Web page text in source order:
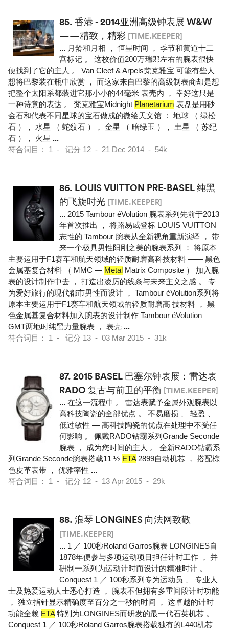
85. 香港 - 2014亚洲高级钟表展 W&W
——精致，精彩 [TIME.KEEPER]
... 月龄和月相 ， 恒星时间 ， 季节和黄道十二
宫标记 。 这枚价值200万瑞郎左右的腕表很快
便找到了它的主人 。 Van Cleef & Arpels梵克雅宝 可能有些人
想将巴黎装在瓶中欣赏 ， 而这家来自巴黎的高级制表商却是想
把整个太阳系都装进它那小小的44毫米 表壳内 ， 幸好这只是
一种诗意的表达 。 梵克雅宝Midnight Planetarium 表盘是用砂
金石和代表不同星球的宝石做成的微绘天文馆 ： 地球 （ 绿松
石 ）， 水星 （ 蛇纹石 ）， 金星 （ 暗绿玉 ）， 土星 （ 苏纪
石 ）， 火星 ...
符合词目： 1 - 记分 12 - 21 Dec 2014 - 54k
86. LOUIS VUITTON PRE-BASEL 纯黑
的飞旋时光 [TIME.KEEPER]
... 2015 Tambour éVolution 腕表系列先前于2013
年首次推出 ， 将路易威登标 LOUIS VUITTON
志性的 Tambour 腕表从全新视角重新演绎 ， 带
来一个极具男性阳刚之美的腕表系列 ： 将原本
主要运用于F1赛车和航天领域的轻质耐磨高科技材料 —— 黑色
金属基复合材料 （ MMC — Metal Matrix Composite ） 加入腕
表的设计制作中去 ， 打造出凌厉的线条与未来主义之感 。 专
为爱好旅行的现代都市男性而设计 ， Tambour éVolution系列将
原本主要运用于F1赛车和航天领域的轻质耐磨高 技材料 ， 黑
色金属基复合材料加入腕表的设计制作 Tambour éVolution
GMT两地时纯黑力量腕表 ， 表壳 ...
符合词目： 1 - 记分 13 - 03 Mar 2015 - 31k
87. 2015 BASEL 巴塞尔钟表展：雷达表
RADO 复古与前卫的平衡 [TIME.KEEPER]
... 在这一流程中 。 雷达表赋予金属外观腕表以
高科技陶瓷的全部优点 。 不易磨损 、 轻盈 、
低过敏性 — 高科技陶瓷的优点在处理中不受任
何影响 。 佩戴RADO钻霸系列Grande Seconde
腕表 ， 成为您时间的主人 。 全新RADO钻霸系
列Grande Seconde腕表搭载11 ½ ETA2899自动机芯 ， 搭配棕
色皮革表带 ， 优雅率性 ...
符合词目： 1 - 记分 12 - 13 Apr 2015 - 29k
88. 浪琴 LONGINES 向法网致敬
[TIME.KEEPER]
... 1 ／ 100秒Roland Garros腕表 LONGINES自
1878年便参与多项运动项目担任计时工作 ， 并
硏制一系列为运动计时而设计的精准时计 。
Conquest 1 ／ 100秒系列专为运动员 、 专业人
士及热爱运动人士悉心打造 ， 腕表不但拥有多重间段计时功能
， 独立指针显示精确度至百分之一秒的时间 ， 这卓越的计时
功能全赖 ETA特别为LONGINES而研发的最一代石英机芯 。
Conquest 1 ／ 100秒Roland Garros腕表搭载独有的L440机芯